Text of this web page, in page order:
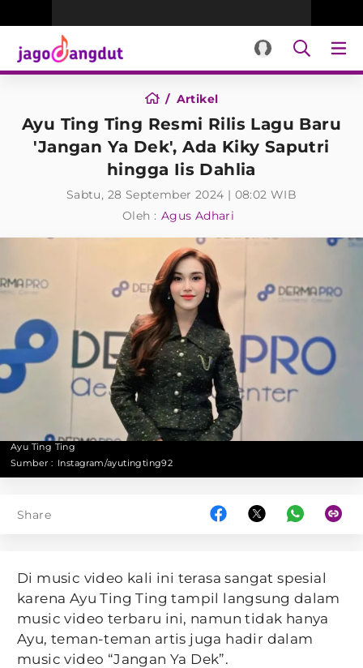
Artikel
Ayu Ting Ting Resmi Rilis Lagu Baru
'Jangan Ya Dek', Ada Kiky Saputri
hingga Iis Dahlia
Sabtu, 28 September 2024 | 08:02 WIB
Oleh : Agus Adhari
Ayu Ting Ting
Sumber : Instagram/ayutingting92
Share
Di music video kali ini terasa sangat spesial
karena Ayu Ting Ting tampil langsung dalam
music video terbaru ini, namun tidak hanya
Ayu, teman-teman artis juga hadir dalam
music video “Jangan Ya Dek”.